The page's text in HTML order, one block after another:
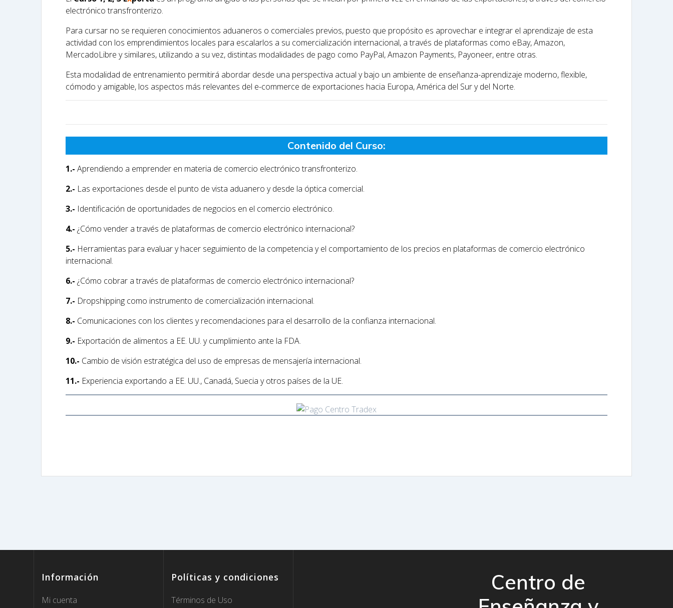
electrónico transfronterizo.
Para cursar no se requieren conocimientos aduaneros o comerciales previos, puesto que propósito es aprovechar e integrar el aprendizaje de esta
actividad con los emprendimientos locales para escalarlos a su comercialización internacional, a través de plataformas como eBay, Amazon,
MercadoLibre y similares, utilizando a su vez, distintas modalidades de pago como PayPal, Amazon Payments, Payoneer, entre otras.
Esta modalidad de entrenamiento permitirá abordar desde una perspectiva actual y bajo un ambiente de enseñanza-aprendizaje moderno, flexible,
cómodo y amigable, los aspectos más relevantes del e-commerce de exportaciones hacia Europa, América del Sur y del Norte.
Contenido del Curso:
1.-Aprendiendo a emprender en materia de comercio electrónico transfronterizo.
2.- Las exportaciones desde el punto de vista aduanero y desde la óptica comercial.
3.- Identificación de oportunidades de negocios en el comercio electrónico.
4.-¿Cómo vender a través de plataformas de comercio electrónico internacional?
5.- Herramientas para evaluar y hacer seguimiento de la competencia y el comportamiento de los precios en plataformas de comercio electrónico
internacional.
6.- ¿Cómo cobrar a través de plataformas de comercio electrónico internacional?
7.- Dropshipping como instrumento de comercialización internacional.
8.- Comunicaciones con los clientes y recomendaciones para el desarrollo de la confianza internacional.
9.- Exportación de alimentos a EE. UU. y cumplimiento ante la FDA.
10.- Cambio de visión estratégica del uso de empresas de mensajería internacional.
11.- Experiencia exportando a EE. UU., Canadá, Suecia y otros países de la UE.
Información
Mi cuenta
Políticas y condiciones
Términos de Uso
Centro de